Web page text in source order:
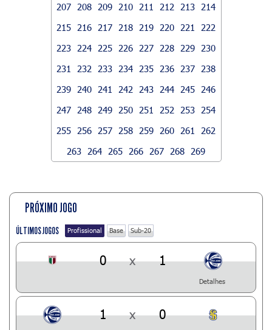
207
208 209 210 211 212 213
214
215
216 217 218 219 220 221
222
223
224 225 226 227 228 229
230
231
232 233 234 235 236 237
238
239
240 241 242 243 244 245
246
247
248 249 250 251 252 253
254
255
256 257 258 259 260 261
262
263
264 265 266 267 268 269
PRÓXIMO JOGO
ÚLTIMOS JOGOS Profissional Base Sub-20
0 x 1
Detalhes
1 x 0